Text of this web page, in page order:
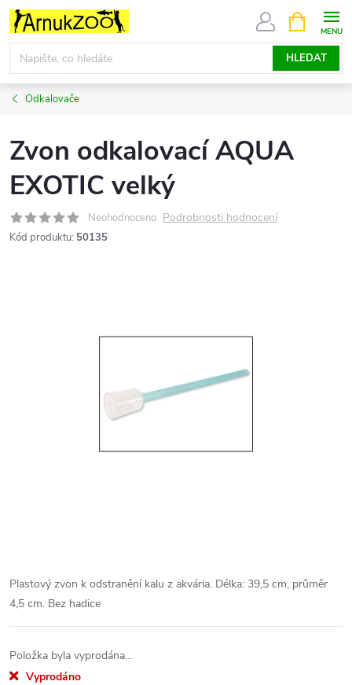
Přejít
obsah
HLEDAT
NÁKUPNÍ
KOŠÍK
Odkalovače
Zvon odkalovací AQUA
EXOTIC velký
Neohodnoceno Podrobnosti hodnocení
Kód produktu: 50135
Plastový zvon k odstranění kalu z akvária. Délka: 39,5 cm, průměr
4,5 cm. Bez hadice
Položka byla vyprodána…
Vyprodáno